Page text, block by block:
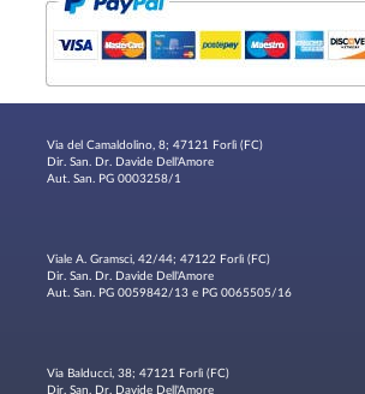
Via del Camaldolino, 8; 47121 Forlì (FC)
Dir. San. Dr. Davide Dell'Amore
Aut. San. PG 0003258/1
Viale A. Gramsci, 42/44; 47122 Forlì (FC)
Dir. San. Dr. Davide Dell'Amore
Aut. San. PG 0059842/13 e PG 0065505/16
Via Balducci, 38; 47121 Forlì (FC)
Dir. San. Dr. Davide Dell'Amore